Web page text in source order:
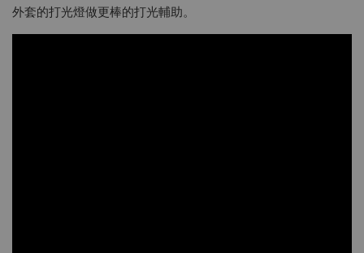
外套的打光燈做更棒的打光輔助。